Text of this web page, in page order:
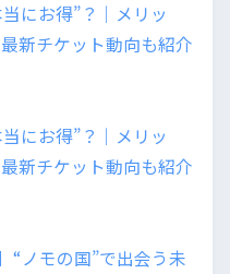
にお得”？｜メリッ
新チケット動向も紹介
にお得”？｜メリッ
新チケット動向も紹介
“ノモの国”で出会う未